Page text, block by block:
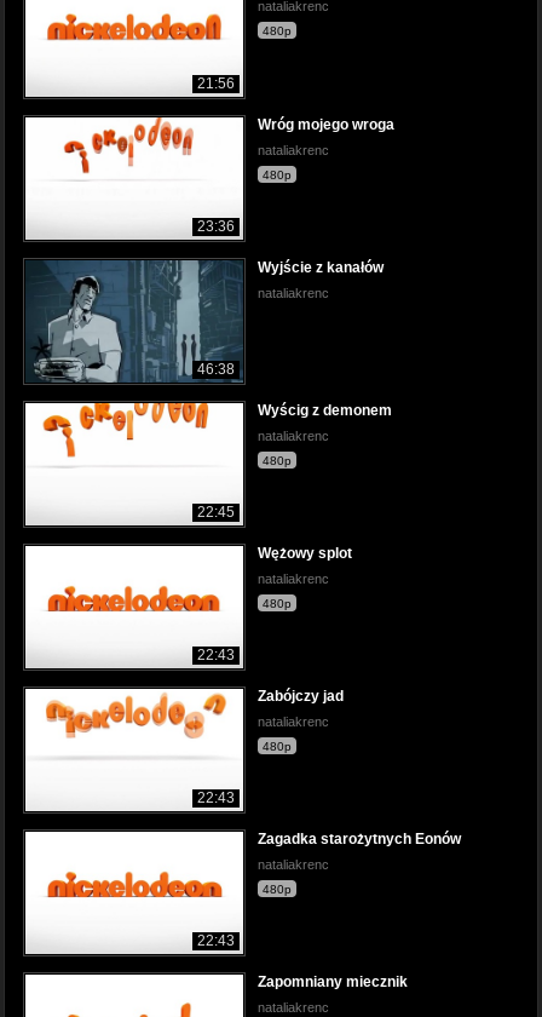
21:56
nataliakrenc
480p
23:36
Wróg mojego wroga
nataliakrenc
480p
46:38
Wyjście z kanałów
nataliakrenc
22:45
Wyścig z demonem
nataliakrenc
480p
22:43
Wężowy splot
nataliakrenc
480p
22:43
Zabójczy jad
nataliakrenc
480p
22:43
Zagadka starożytnych Eonów
nataliakrenc
480p
Zapomniany miecznik
nataliakrenc